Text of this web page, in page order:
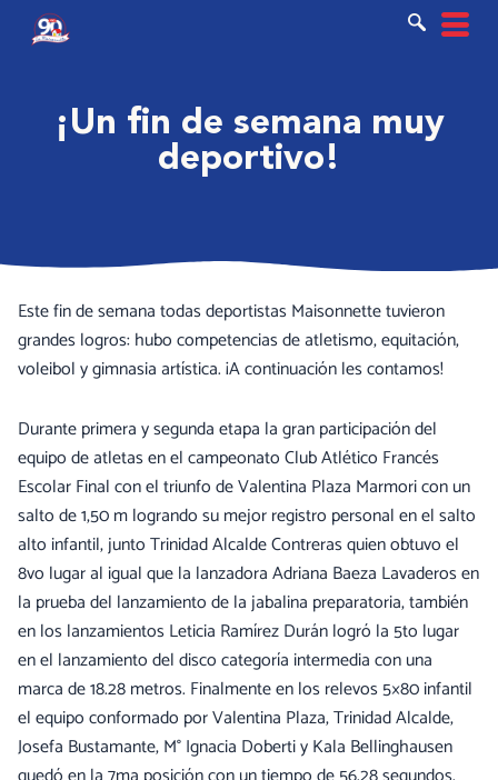
¡Un fin de semana muy
deportivo!
Este fin de semana todas deportistas Maisonnette tuvieron
grandes logros: hubo competencias de atletismo, equitación,
voleibol y gimnasia artística. ¡A continuación les contamos!
Durante primera y segunda etapa la gran participación del
equipo de atletas en el campeonato Club Atlético Francés
Escolar Final con el triunfo de Valentina Plaza Marmori con un
salto de 1,50 m logrando su mejor registro personal en el salto
alto infantil, junto Trinidad Alcalde Contreras quien obtuvo el
8vo lugar al igual que la lanzadora Adriana Baeza Lavaderos en
la prueba del lanzamiento de la jabalina preparatoria, también
en los lanzamientos Leticia Ramírez Durán logró la 5to lugar
en el lanzamiento del disco categoría intermedia con una
marca de 18.28 metros. Finalmente en los relevos 5×80 infantil
el equipo conformado por Valentina Plaza, Trinidad Alcalde,
Josefa Bustamante, M° Ignacia Doberti y Kala Bellinghausen